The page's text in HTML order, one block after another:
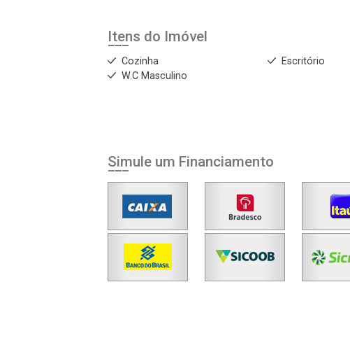
Itens do Imóvel
Cozinha Escritório
W.C Masculino
Simule um Financiamento